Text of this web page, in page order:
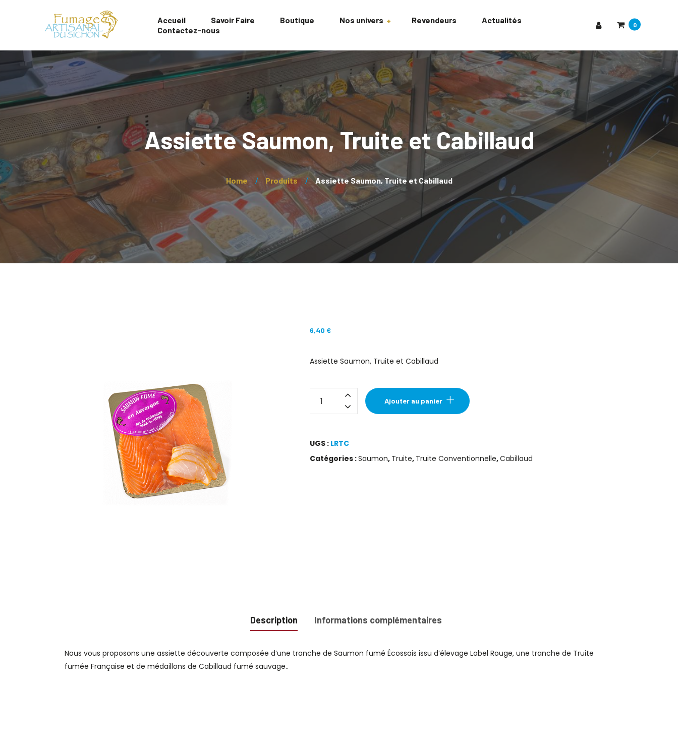
Accueil Savoir Faire Boutique Nos univers
Saumon
Truite
Cabillaud
Épicerie Fine
Fabrication Maison
Revendeurs
Actualités
Contactez-nous
0
Assiette Saumon, Truite et Cabillaud
Home Produits Assiette Saumon, Truite et Cabillaud
6,40 €
Assiette Saumon, Truite et Cabillaud
Truite
et
Ajouter au panier
UGS : LRTC
Catégories :Saumon, Truite, Truite Conventionnelle,Cabillaud
Description Informations complémentaires
Nous vous proposons une assiette découverte composée d’une tranche de Saumon fumé Écossais issu d’élevage Label Rouge, une tranche de Truite
fumée Française et de médaillons de Cabillaud fumé sauvage..